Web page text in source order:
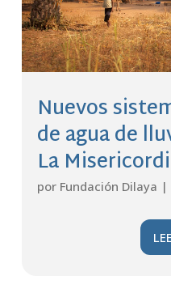
Nuevos
de agua de
La
por Fundación Dilaya |